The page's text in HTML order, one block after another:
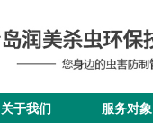
关于我们 服务对象